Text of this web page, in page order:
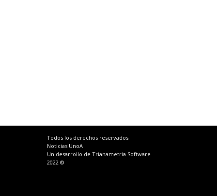
Todos los derechos reservados
Noticias UnoA
Un desarrollo de Trianametria Software
2022 ©